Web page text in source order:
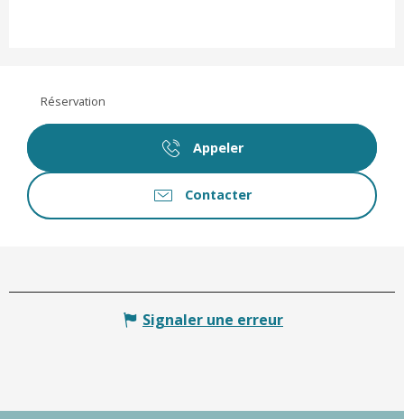
Réservation
Appeler
Contacter
Signaler une erreur